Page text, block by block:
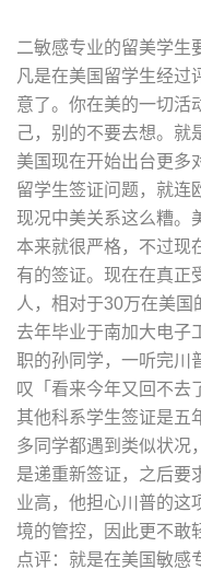
二敏感专业的留美学生
凡是在美国留学生经过
意了。你在美的一切活
己，别的不要去想。就
美国现在开始出台更多
留学生签证问题，就连
现况中美关系这么糟。
本来就很严格，不过现
有的签证。现在在真正
人，相对于30万在美国
去年毕业于南加大电子
职的孙同学，一听完川
叹「看来今年又回不去
其他科系学生签证是五
多同学都遇到类似状况
是递重新签证，之后要
业高，他担心川普的这
境的管控，因此更不敢
点评：就是在美国敏感